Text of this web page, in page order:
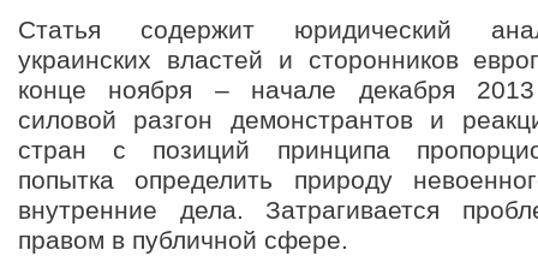
Статья содержит юридический
украинских властей и сторонников
конце ноября – начале декабря 2013
силовой разгон демонстрантов и
стран с позиций принципа
попытка определить природу
внутренние дела. Затрагивается
правом в публичной сфере.